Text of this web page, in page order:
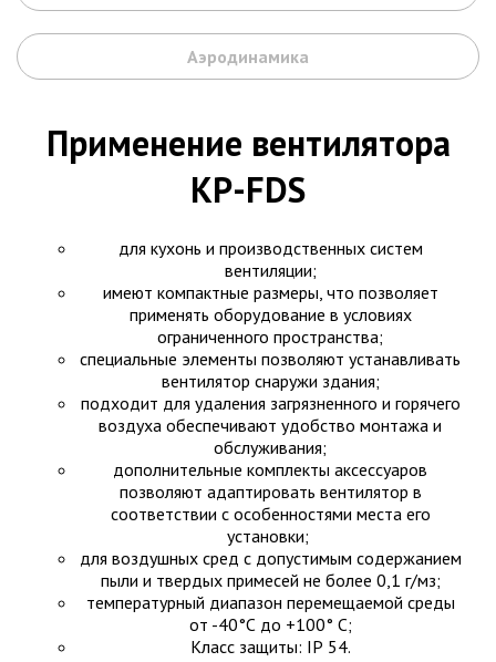
Аэродинамика
Применение вентилятора
KP-FDS
для кухонь и производственных систем
вентиляции;
имеют компактные размеры, что позволяет
применять оборудование в условиях
ограниченного пространства;
специальные элементы позволяют устанавливать
вентилятор снаружи здания;
подходит для удаления загрязненного и горячего
воздуха обеспечивают удобство монтажа и
обслуживания;
дополнительные комплекты аксессуаров
позволяют адаптировать вентилятор в
соответствии с особенностями места его
установки;
для воздушных сред с допустимым содержанием
пыли и твердых примесей не более 0,1 г/мз;
температурный диапазон перемещаемой среды
от -40°С до +100° С;
Класс защиты: IР 54.